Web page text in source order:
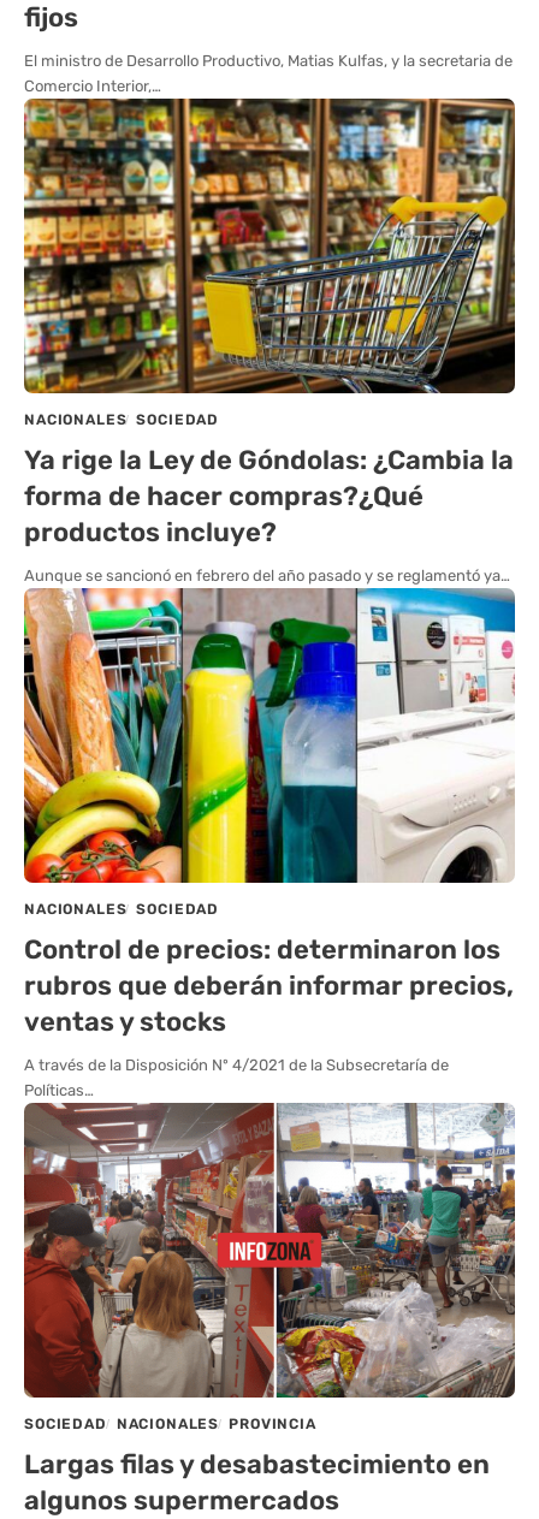
fijos
El ministro de Desarrollo Productivo, Matias Kulfas, y la secretaria de
Comercio Interior,…
NACIONALES SOCIEDAD
Ya rige la Ley de Góndolas: ¿Cambia la
forma de hacer compras?¿Qué
productos incluye?
Aunque se sancionó en febrero del año pasado y se reglamentó ya…
NACIONALES SOCIEDAD
Control de precios: determinaron los
rubros que deberán informar precios,
ventas y stocks
A través de la Disposición Nº 4/2021 de la Subsecretaría de
Políticas…
SOCIEDAD NACIONALES PROVINCIA
Largas filas y desabastecimiento en
algunos supermercados